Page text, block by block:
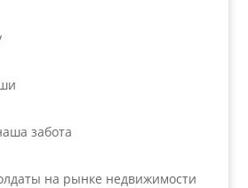
забота
на рынке недвижимости